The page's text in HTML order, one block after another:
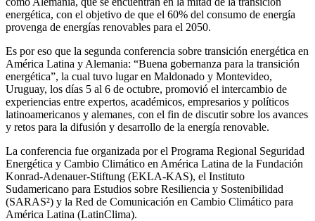
energética, con el objetivo de que el 60% del consumo de energía
provenga de energías renovables para el 2050.
Es por eso que la segunda conferencia sobre transición energética en
América Latina y Alemania: “Buena gobernanza para la transición
energética”, la cual tuvo lugar en Maldonado y Montevideo,
Uruguay, los días 5 al 6 de octubre, promovió el intercambio de
experiencias entre expertos, académicos, empresarios y políticos
latinoamericanos y alemanes, con el fin de discutir sobre los avances
y retos para la difusión y desarrollo de la energía renovable.
La conferencia fue organizada por el Programa Regional Seguridad
Energética y Cambio Climático en América Latina de la Fundación
Konrad-Adenauer-Stiftung (EKLA-KAS), el Instituto
Sudamericano para Estudios sobre Resiliencia y Sostenibilidad
(SARAS²) y la Red de Comunicación en Cambio Climático para
América Latina (LatinClima).